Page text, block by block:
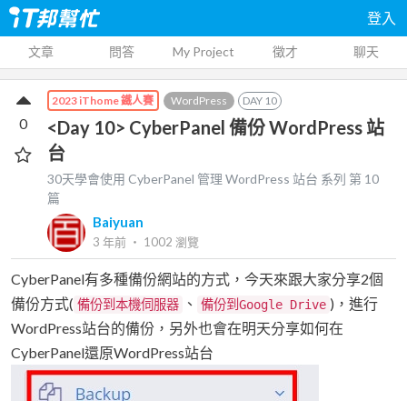
登入
文章 問答 My Project 徵才 聊天
2023 iThome 鐵人賽 WordPress DAY 10
<Day 10> CyberPanel 備份 WordPress 站
台
30天學會使用 CyberPanel 管理 WordPress 站台 系列 第 10
篇
Baiyuan
3 年前 ‧ 1002 瀏覽
0
CyberPanel有多種備份網站的方式，今天來跟大家分享2個
備份方式( 備份到本機伺服器 、 備份到Google Drive )，進行
WordPress站台的備份，另外也會在明天分享如何在
CyberPanel還原WordPress站台